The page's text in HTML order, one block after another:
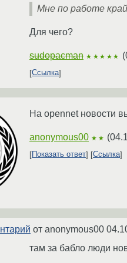
Мне по работе
Для чего?
sudopacman ★★★★★ (
Ссылка
На opennet новости
anonymous00 ★★ (
Показать ответ Ссылка
от anonymous00
там за бабло люди